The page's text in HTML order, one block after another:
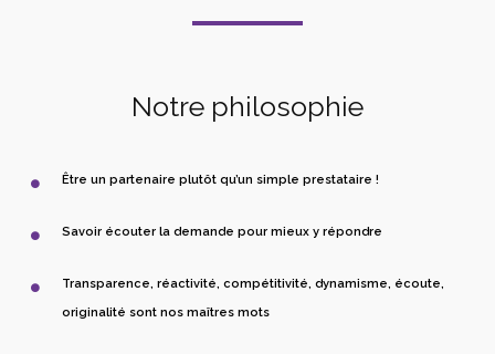
Notre philosophie
Être un partenaire plutôt qu’un simple prestataire !
Savoir écouter la demande pour mieux y répondre
Transparence, réactivité, compétitivité, dynamisme, écoute,
originalité sont nos maîtres mots